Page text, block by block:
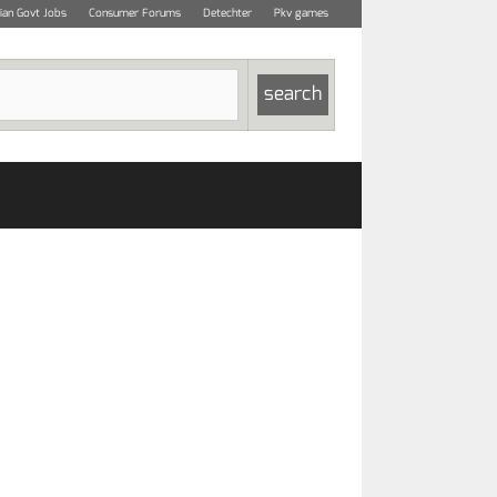
Govt Jobs Consumer Forums Detechter Pkv games